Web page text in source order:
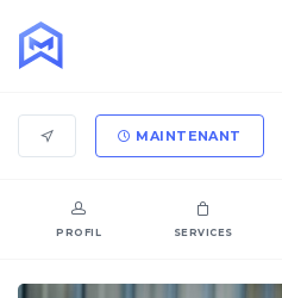
MAINTENANT
PROFIL SERVICES